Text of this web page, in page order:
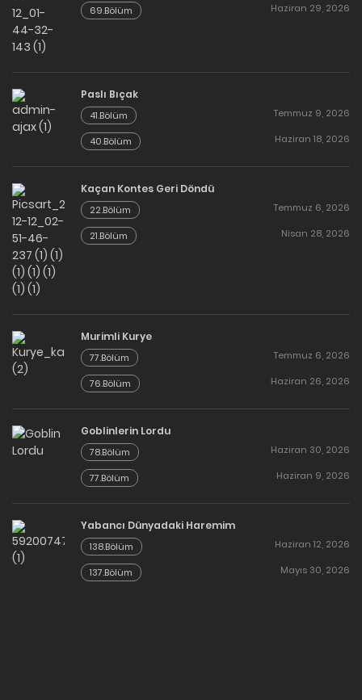
69.Bölüm Haziran 29, 2026
Paslı Bıçak
41.Bölüm Temmuz 9, 2026
40.Bölüm Haziran 18, 2026
Kaçan Kontes Geri Döndü
22.Bölüm Temmuz 6, 2026
21.Bölüm Nisan 28, 2026
Murimli Kurye
77.Bölüm Temmuz 6, 2026
76.Bölüm Haziran 26, 2026
Goblinlerin Lordu
78.Bölüm Haziran 30, 2026
77.Bölüm Haziran 9, 2026
Yabancı Dünyadaki Haremim
138.Bölüm Haziran 12, 2026
137.Bölüm Mayıs 30, 2026